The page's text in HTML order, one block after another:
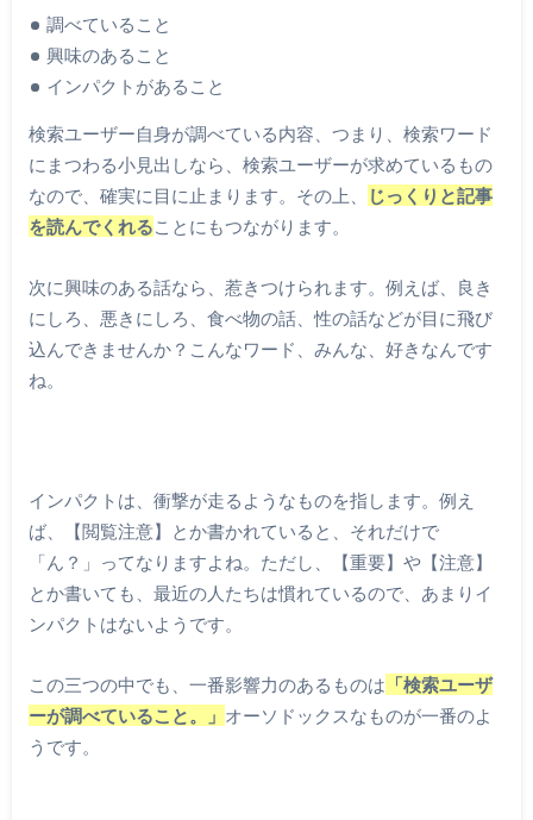
調べていること
興味のあること
インパクトがあること
検索ユーザー自身が調べている内容、つまり、検索ワード
にまつわる小見出しなら、検索ユーザーが求めているもの
なので、確実に目に止まります。その上、
じっくりと記事
を読んでくれることにもつながります。
次に興味のある話なら、惹きつけられます。例えば、良き
にしろ、悪きにしろ、食べ物の話、性の話などが目に飛び
込んできませんか？こんなワード、みんな、好きなんです
ね。
インパクトは、衝撃が走るようなものを指します。例え
ば、【閲覧注意】とか書かれていると、それだけで
「ん？」ってなりますよね。ただし、【重要】や【注意】
とか書いても、最近の人たちは慣れているので、あまりイ
ンパクトはないようです。
この三つの中でも、一番影響力のあるものは 「検索ユーザ
ーが調べていること。」 オーソドックスなものが一番のよ
うです。